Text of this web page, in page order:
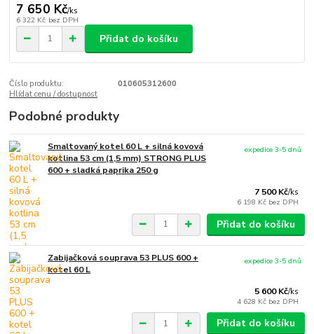
7 650 Kč/ks
6 322 Kč bez DPH
Přidat do košíku
Číslo produktu:
010605312600
Hlídat cenu / dostupnost
Podobné produkty
Smaltovaný kotel 60 L + silná kovová
kotlina 53 cm (1,5 mm) STRONG PLUS
600 + sladká paprika 250 g
7 500 Kč/ks
6 198 Kč bez DPH
expedice 3-5 dnů
Přidat do košíku
Zabijačková souprava 53 PLUS 600 +
kotel 60 L
5 600 Kč/ks
4 628 Kč bez DPH
expedice 3-5 dnů
Přidat do košíku